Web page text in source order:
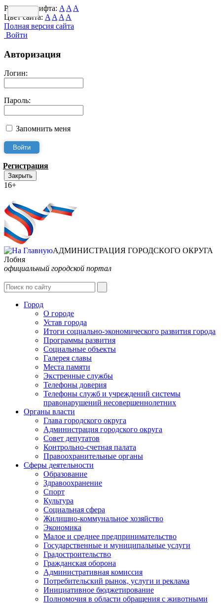
Размер шрифта: A A A
Цвет сайта: A A A A
Полная версия сайта
Войти
Авторизация
Логин:
Пароль:
Запомнить меня
Регистрация
Закрыть
16+
АДМИНИСТРАЦИЯ ГОРОДСКОГО ОКРУГА
Лобня
официальный городской портал
Город
О городе
Устав города
Итоги социально-экономического развития города
Программы развития
Социальные объекты
Галерея славы
Места памяти
Экстренные службы
Телефоны доверия
Телефоны служб и учреждений системы
правонарушений несовершеннолетних
Органы власти
Глава городского округа
Администрация городcкого округа
Совет депутатов
Контрольно-счетная палата
Правоохранительные органы
Сферы деятельности
Образование
Здравоохранение
Спорт
Культура
Социальная сфера
Жилищно-коммунальное хозяйство
Экономика
Малое и среднее предпринимательство
Государственные и муниципальные услуги
Градостроительство
Гражданская оборона
Административная комиссия
Потребительский рынок, услуги и реклама
Инициативное бюджетирование
Полномочия в области обращения с животными